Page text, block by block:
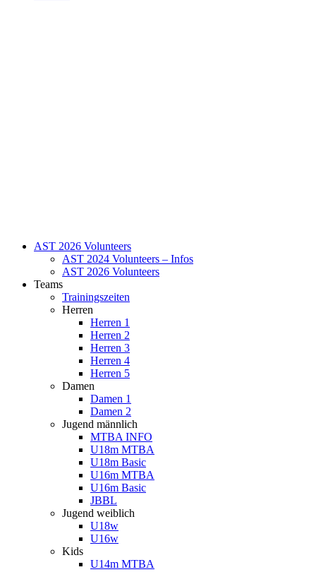
AST 2026 Volunteers
AST 2024 Volunteers – Infos
AST 2026 Volunteers
Teams
Trainingszeiten
Herren
Herren 1
Herren 2
Herren 3
Herren 4
Herren 5
Damen
Damen 1
Damen 2
Jugend männlich
MTBA INFO
U18m MTBA
U18m Basic
U16m MTBA
U16m Basic
JBBL
Jugend weiblich
U18w
U16w
Kids
U14m MTBA